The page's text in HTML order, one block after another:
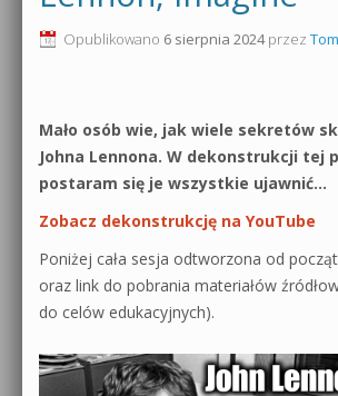
Produkcja muzyczna od podstaw
Sound Forge od podstaw
Dubstep z syntezatorem Massive
Kontakt 5 Kompendium
0dB.pl - informacje
Materiały dla mediów
Archiwum aktualności
Polityka prywatności
Regulamin
Wyszukiwanie
Opublikowano 6 sierpnia 2024przez
Mało osób wie, jak wiele sekretów
Johna Lennona. W dekonstrukcji tej
postaram się je wszystkie ujawnić…
Zobacz dekonstrukcję na YouTube
Poniżej cała sesja odtworzona od
oraz link do pobrania materiałów
do celów edukacyjnych).